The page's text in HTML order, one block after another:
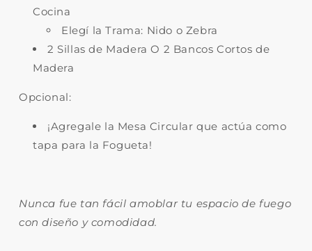
Cocina
Elegí la Trama: Nido o Zebra
2 Sillas de Madera O 2 Bancos Cortos de
Madera
Opcional:
¡Agregale la Mesa Circular que actúa como
tapa para la Fogueta!
Nunca fue tan fácil amoblar tu espacio de fuego
con diseño y comodidad.